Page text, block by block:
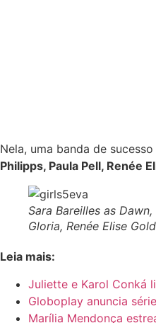
Nela, uma banda de
Philipps, Paula Pell, Renée
Sara Bareilles as
Gloria, Renée Elise
Leia mais:
Juliette e Karol Conká
Globoplay anuncia
Marília Mendonça